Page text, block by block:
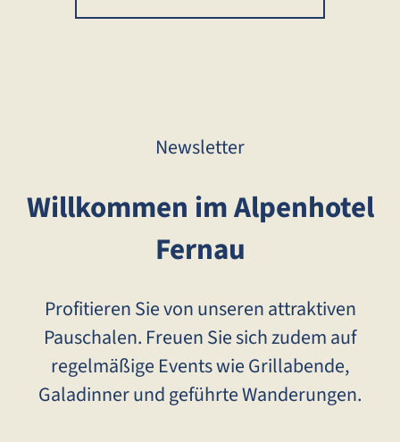
Newsletter
Willkommen im Alpenhotel
Fernau
Profitieren Sie von unseren attraktiven
Pauschalen. Freuen Sie sich zudem auf
regelmäßige Events wie Grillabende,
Galadinner und geführte Wanderungen.